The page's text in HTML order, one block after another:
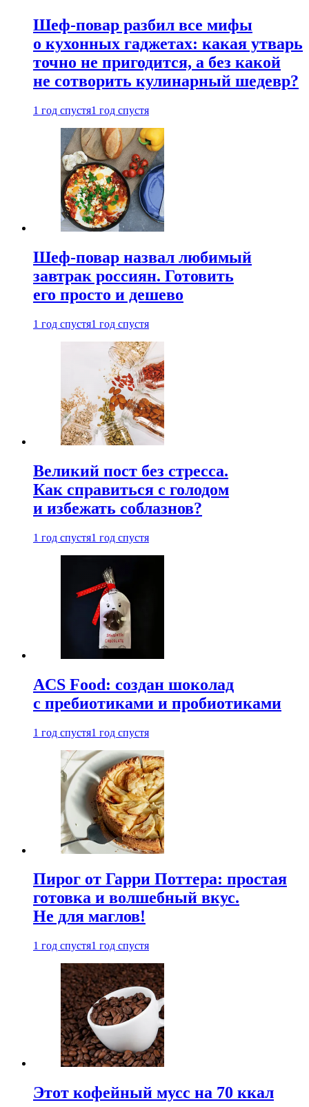
Шеф-повар разбил все мифы
о кухонных гаджетах: какая утварь
точно не пригодится, а без какой
не сотворить кулинарный шедевр?
1 год спустя1 год спустя
Шеф-повар назвал любимый
завтрак россиян. Готовить
его просто и дешево
1 год спустя1 год спустя
Великий пост без стресса.
Как справиться с голодом
и избежать соблазнов?
1 год спустя1 год спустя
ACS Food: создан шоколад
с пребиотиками и пробиотиками
1 год спустя1 год спустя
Пирог от Гарри Поттера: простая
готовка и волшебный вкус.
Не для маглов!
1 год спустя1 год спустя
Этот кофейный мусс на 70 ккал